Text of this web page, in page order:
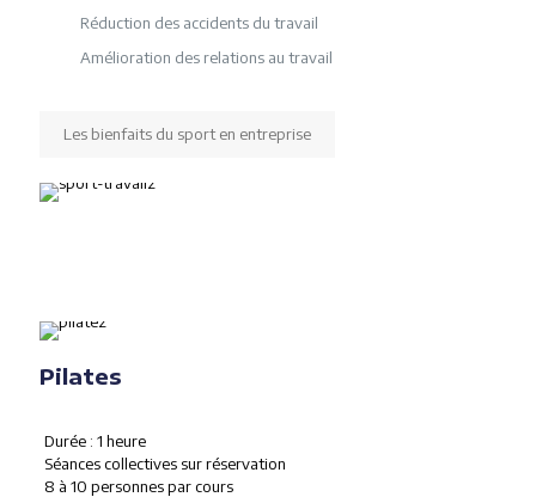
Réduction des accidents du travail
Amélioration des relations au travail
Les bienfaits du sport en entreprise
Pilates
Durée : 1 heure
Séances collectives sur réservation
8 à 10 personnes par cours